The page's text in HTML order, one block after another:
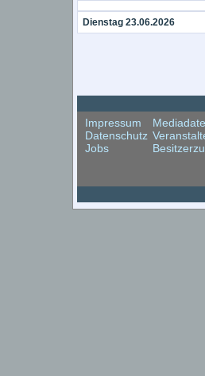
Dienstag 23.06.2026
Impressum
Datenschutz
Jobs